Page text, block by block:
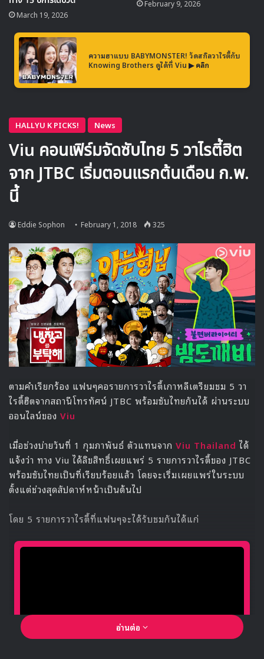
แห่งปี ซึ่งผู้ที่ได้รับรางวัลนี้คือ
Entertainment
สำหรับการจัดงานในปีนี้ของสมาคมโปรดิวเซอร์ในอุตสาหกรรม
บันเทิง ได้จัดงานมอบรางวัลขึ้นเป็นครั้งที่ 2 แล้ว ซึ่งเป้าหมาย
ของการจัดงานคือการขอบคุณเหล่าโปรดิวเซอร์ที่ทุ่มเท และ
ให้การสนับสนุนในการพัฒนาศิลปะวัฒนธรรมของเกาหลี และ
ร่วมกันเผยแพร่ศิลปะวัฒนธรรมของเกาหลีไปสู่สากล
Source1
Red Velvet Wanna One
March 19, 2026
February 9, 2026
ความฮาแบบ BABYMONSTER! วัดสกิลวาไรตี้กับ
Knowing Brothers ดูได้ที่ Viu ▶ คลิก